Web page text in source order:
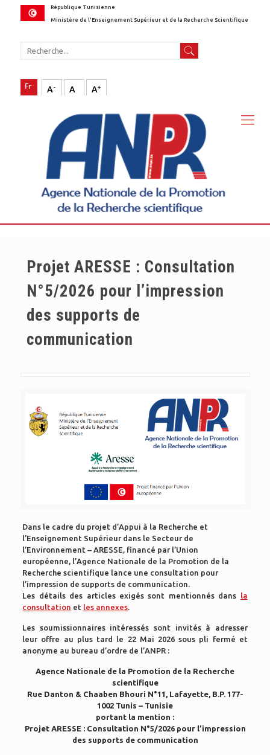
République Tunisienne
Ministère de l'Enseignement Supérieur et de la Recherche Scientifique
A- A A+
Projet ARESSE : Consultation
N°5/2026 pour l’impression
des supports de
communication
Dans le cadre du projet d’Appui à la Recherche et
l’Enseignement Supérieur dans le Secteur de
l’Environnement – ARESSE, financé par l’Union
européenne, l’Agence Nationale de la Promotion de la
Recherche scientifique lance une consultation pour
l’impression de supports de communication.
Les détails des articles exigés sont mentionnés dans
la
consultation et les annexes.
Les soumissionnaires intéressés sont invités à adresser
leur offre au plus tard le 22 Mai 2026 sous pli fermé et
anonyme au bureau d’ordre de l’ANPR :
Agence Nationale de la Promotion de la Recherche
scientifique
Rue Danton & Chaaben Bhouri N°11, Lafayette, B.P. 177-
1002 Tunis – Tunisie
portant la mention :
Projet ARESSE : Consultation N°5/2026 pour l’impression
des supports de communication